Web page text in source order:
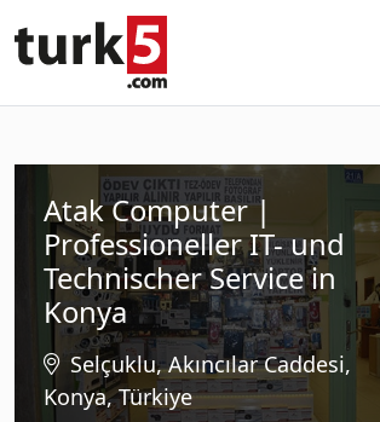
Atak Computer |
Professioneller IT- und
Technischer Service in
Konya
Selçuklu, Akıncılar Caddesi,
Konya, Türkiye